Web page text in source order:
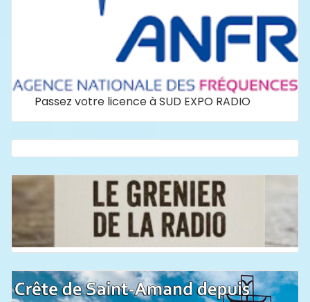
Passez votre licence à SUD EXPO RADIO